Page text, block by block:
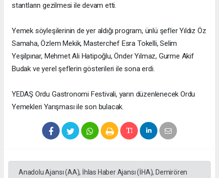
stantların gezilmesi ile devam etti.
Yemek söyleşilerinin de yer aldığı program, ünlü şefler Yıldız Öz
Samaha, Özlem Mekik, Masterchef Esra Tokelli, Selim
Yeşilpınar, Mehmet Ali Hatipoğlu, Önder Yılmaz, Gurme Akif
Budak ve yerel şeflerin gösterileri ile sona erdi.
YEDAŞ Ordu Gastronomi Festivali, yarın düzenlenecek Ordu
Yemekleri Yarışması ile son bulacak.
Anadolu Ajansı (AA), İhlas Haber Ajansı (İHA), Demirören